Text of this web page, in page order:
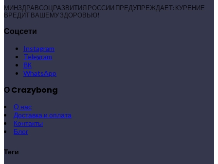
МИНЗДРАВСОЦРАЗВИТИЯ РОССИИ ПРЕДУПРЕЖДАЕТ: КУРЕНИЕ
ВРЕДИТ ВАШЕМУ ЗДОРОВЬЮ!
Соцсети
Instagram
Telegram
ВК
WhatsApp
О Crazybong
О нас
Доставка и оплата
Контакты
Блог
Теги